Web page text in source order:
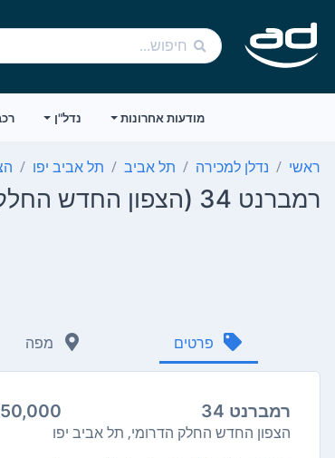
מודעות אחרונות נדל"ן
ראשי נדלן למכירה תל אביב תל אביב יפו
רמברנט 34 (הצפון החדש החלק הדרומי)
פרטים מפה
רמברנט 34 ₪
הצפון החדש החלק הדרומי, תל אביב יפו